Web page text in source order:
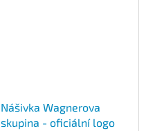
Nášivka Wagnerova
skupina - oficiální logo